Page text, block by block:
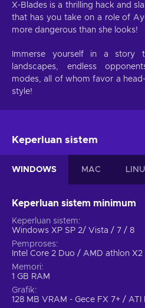
X-Blades is a thrilling hack and
that has you take on a role of
more dangerous than she looks!
Immerse yourself in a story
landscapes, endless
modes, all of whom favor a
style!
Keperluan sistem
WINDOWS MAC
Keperluan sistem minimum
Keperluan sistem
Windows XP SP 2/ Vista / 7 / 8
Pemproses
Intel Core 2 Duo / AMD athlon X2
Memori
1 GB RAM
Grafik
128 MB VRAM - Gece FX 7+ / ATI